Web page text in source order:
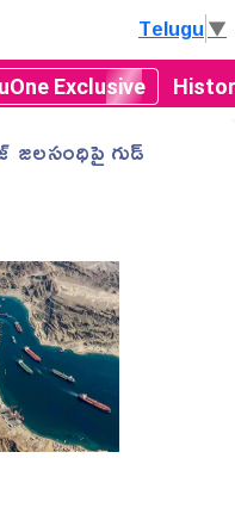
Exclusive
Telugu▼
జలసంధిపై గుడ్